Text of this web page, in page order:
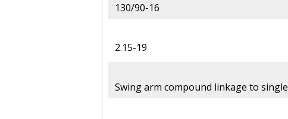
130/90-16
2.15-19
Swing arm compound linkage to